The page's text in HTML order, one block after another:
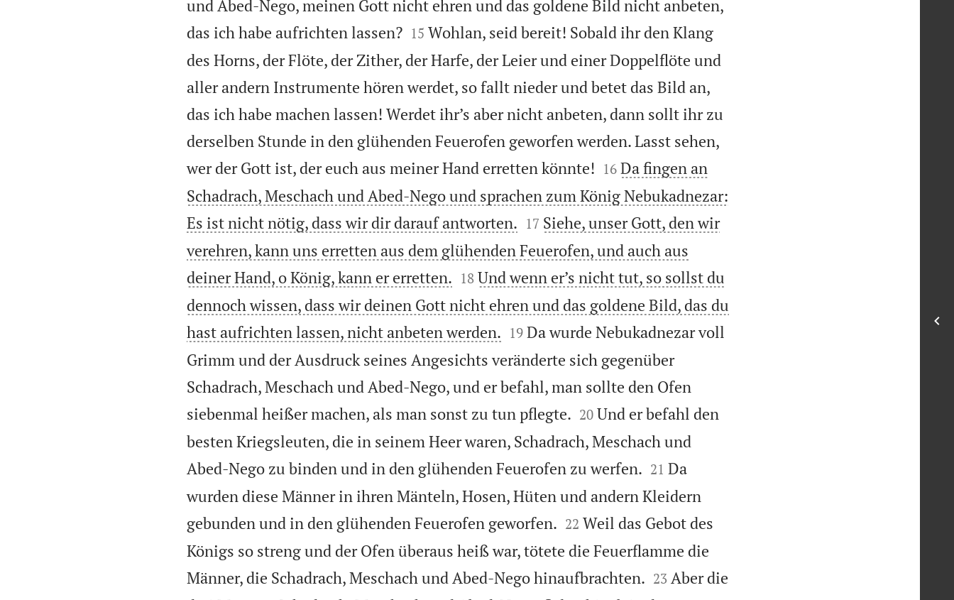
und Abed-Nego, meinen Gott nicht ehren und das goldene Bild nicht anbeten,
das ich habe aufrichten lassen?
15 Wohlan, seid bereit! Sobald ihr den Klang
des Horns, der Flöte, der Zither, der Harfe, der Leier und einer Doppelflöte und
aller andern Instrumente hören werdet, so fallt nieder und betet das Bild an,
das ich habe machen lassen! Werdet ihr’s aber nicht anbeten, dann sollt ihr zu
derselben Stunde in den glühenden Feuerofen geworfen werden. Lasst sehen,
wer der Gott ist, der euch aus meiner Hand erretten könnte!
16 Da fingen an
Schadrach, Meschach und Abed-Nego und sprachen zum König Nebukadnezar:
Es ist nicht nötig, dass wir dir darauf antworten.
17 Siehe, unser Gott, den wir
verehren, kann uns erretten aus dem glühenden Feuerofen, und auch aus
deiner Hand, o König, kann er erretten.
18 Und wenn er’s nicht tut, so sollst du
dennoch wissen, dass wir deinen Gott nicht ehren und das goldene Bild, das du
hast aufrichten lassen, nicht anbeten werden.
19 Da wurde Nebukadnezar voll
Grimm und der Ausdruck seines Angesichts veränderte sich gegenüber
Schadrach, Meschach und Abed-Nego, und er befahl, man sollte den Ofen
siebenmal heißer machen, als man sonst zu tun pflegte.
20 Und er befahl den
besten Kriegsleuten, die in seinem Heer waren, Schadrach, Meschach und
Abed-Nego zu binden und in den glühenden Feuerofen zu werfen.
21 Da
wurden diese Männer in ihren Mänteln, Hosen, Hüten und andern Kleidern
gebunden und in den glühenden Feuerofen geworfen.
22 Weil das Gebot des
Königs so streng und der Ofen überaus heiß war, tötete die Feuerflamme die
Männer, die Schadrach, Meschach und Abed-Nego hinaufbrachten.
23 Aber die